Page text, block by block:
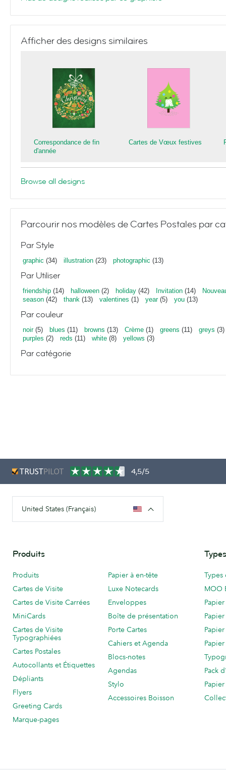
Afficher des designs similaires
Correspondance de fin
d'année
Cartes de Vœux festives
Browse all designs
Parcourir nos modèles de Cartes Postales par
Par Style
graphic (34) illustration (23) photographic (13)
Par Utiliser
friendship (14) halloween (2) holiday (42) Invitation (14)
season (42) thank (13) valentines (1) year(5) you (13)
Par couleur
noir(5) blues (11) browns (13) Crème (1) greens (11) greys (3)
purples (2) reds (11) white (8) yellows (3)
Par catégorie
4,5/5
United States (Français)
Produits
Produits
Cartes de Visite
Cartes de Visite Carrées
MiniCards
Cartes de Visite
Typographiées
Cartes Postales
Autocollants et Étiquettes
Dépliants
Flyers
Greeting Cards
Marque-pages
Papier à en-tête
Luxe Notecards
Enveloppes
Boîte de présentation
Porte Cartes
Cahiers et Agenda
Blocs-notes
Agendas
Stylo
Accessoires Boisson
MOO
Pack